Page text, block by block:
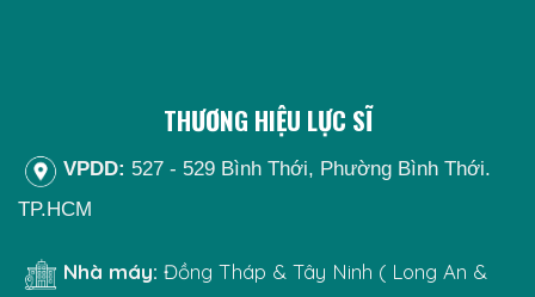
THƯƠNG HIỆU LỰC SĨ
VPDD: 527 - 529 Bình Thới, Phường Bình Thới.
TP.HCM
Nhà máy: Đồng Tháp & Tây Ninh ( Long An &